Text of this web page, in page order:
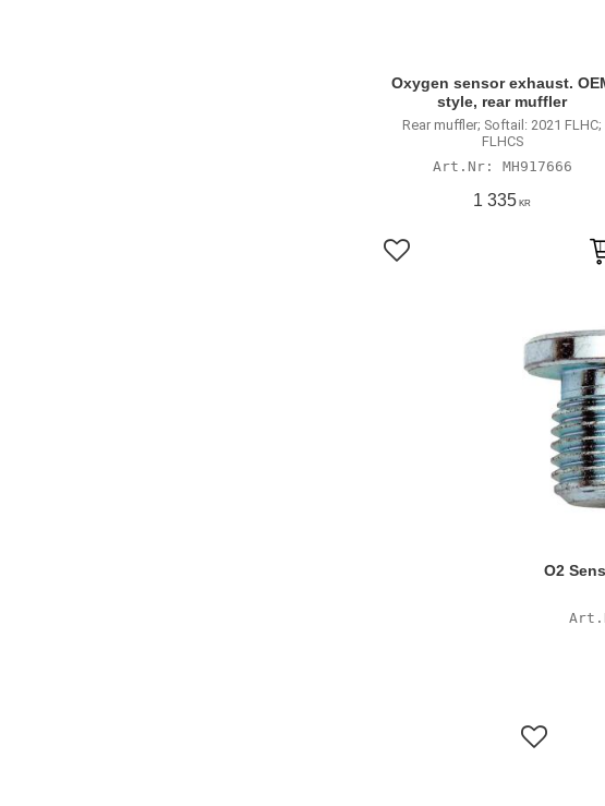
Oxygen sensor exhaust.
style, rear muffler
Rear muffler; Softail: 2021 FLHC;
FLHCS
MH917666
1 335 KR
Lägg till i favoriter
O2
Lägg till i